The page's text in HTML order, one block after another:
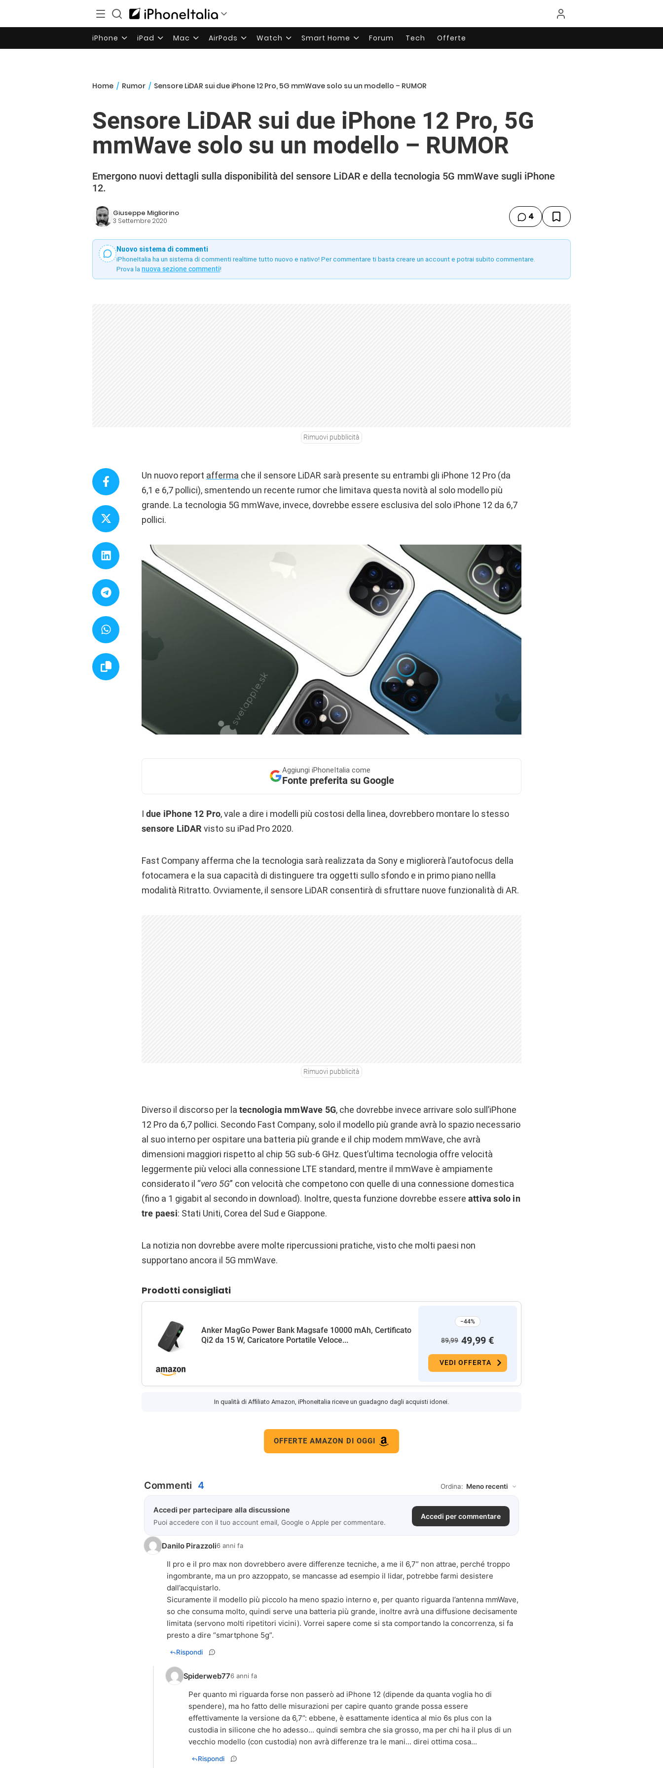
iPhone iPad Mac AirPods Watch Smart Home Forum Tech Offerte
Home / Rumor / Sensore LiDAR sui due iPhone 12 Pro, 5G mmWave solo su un modello – RUMOR
Sensore LiDAR sui due iPhone 12 Pro, 5G
mmWave solo su un modello – RUMOR
Emergono nuovi dettagli sulla disponibilità del sensore LiDAR e della tecnologia 5G mmWave sugli iPhone
12.
Giuseppe Migliorino
3 Settembre 2020 4
Nuovo sistema di commenti
iPhoneItalia ha un sistema di commenti realtime tutto nuovo e nativo! Per commentare ti basta creare un account e potrai subito commentare.
Prova la nuova sezione commenti!
Rimuovi pubblicità
Un nuovo report afferma che il sensore LiDAR sarà presente su entrambi gli iPhone 12 Pro (da
6,1 e 6,7 pollici), smentendo un recente rumor che limitava questa novità al solo modello più
grande. La tecnologia 5G mmWave, invece, dovrebbe essere esclusiva del solo iPhone 12 da 6,7
pollici.
Aggiungi iPhoneItalia come
Fonte preferita su Google
I due iPhone 12 Pro, vale a dire i modelli più costosi della linea, dovrebbero montare lo stesso
sensore LiDAR visto su iPad Pro 2020.
Fast Company afferma che la tecnologia sarà realizzata da Sony e migliorerà l’autofocus della
fotocamera e la sua capacità di distinguere tra oggetti sullo sfondo e in primo piano nellla
modalità Ritratto. Ovviamente, il sensore LiDAR consentirà di sfruttare nuove funzionalità di AR.
Rimuovi pubblicità
Diverso il discorso per la tecnologia mmWave 5G, che dovrebbe invece arrivare solo sull’iPhone
12 Pro da 6,7 pollici. Secondo Fast Company, solo il modello più grande avrà lo spazio necessario
al suo interno per ospitare una batteria più grande e il chip modem mmWave, che avrà
dimensioni maggiori rispetto al chip 5G sub-6 GHz. Quest’ultima tecnologia offre velocità
leggermente più veloci alla connessione LTE standard, mentre il mmWave è ampiamente
considerato il “vero 5G” con velocità che competono con quelle di una connessione domestica
(fino a 1 gigabit al secondo in download). Inoltre, questa funzione dovrebbe essere attiva solo in
tre paesi: Stati Uniti, Corea del Sud e Giappone.
La notizia non dovrebbe avere molte ripercussioni pratiche, visto che molti paesi non
supportano ancora il 5G mmWave.
Prodotti consigliati
Anker MagGo Power Bank Magsafe 10000 mAh, Certificato
Qi2 da 15 W, Caricatore Portatile Veloce...
−44%
89,99 49,99 €
VEDI OFFERTA
In qualità di Affiliato Amazon, iPhoneItalia riceve un guadagno dagli acquisti idonei.
OFFERTE AMAZON DI OGGI
Commenti 4 Ordina:
Accedi per partecipare alla discussione
Puoi accedere con il tuo account email, Google o Apple per commentare.
Accedi per commentare
Danilo Pirazzoli6 anni fa
Il pro e il pro max non dovrebbero avere differenze tecniche, a me il 6,7” non attrae, perché troppo
ingombrante, ma un pro azzoppato, se mancasse ad esempio il lidar, potrebbe farmi desistere
dall’acquistarlo.
Sicuramente il modello più piccolo ha meno spazio interno e, per quanto riguarda l’antenna mmWave,
so che consuma molto, quindi serve una batteria più grande, inoltre avrà una diffusione decisamente
limitata (servono molti ripetitori vicini). Vorrei sapere come si sta comportando la concorrenza, si fa
presto a dire “smartphone 5g”.
Rispondi
Spiderweb776 anni fa
Per quanto mi riguarda forse non passerò ad iPhone 12 (dipende da quanta voglia ho di
spendere), ma ho fatto delle misurazioni per capire quanto grande possa essere
effettivamente la versione da 6,7”: ebbene, è esattamente identica al mio 6s plus con la
custodia in silicone che ho adesso... quindi sembra che sia grosso, ma per chi ha il plus di un
vecchio modello (con custodia) non avrà differenze tra le mani... direi ottima cosa...
Rispondi